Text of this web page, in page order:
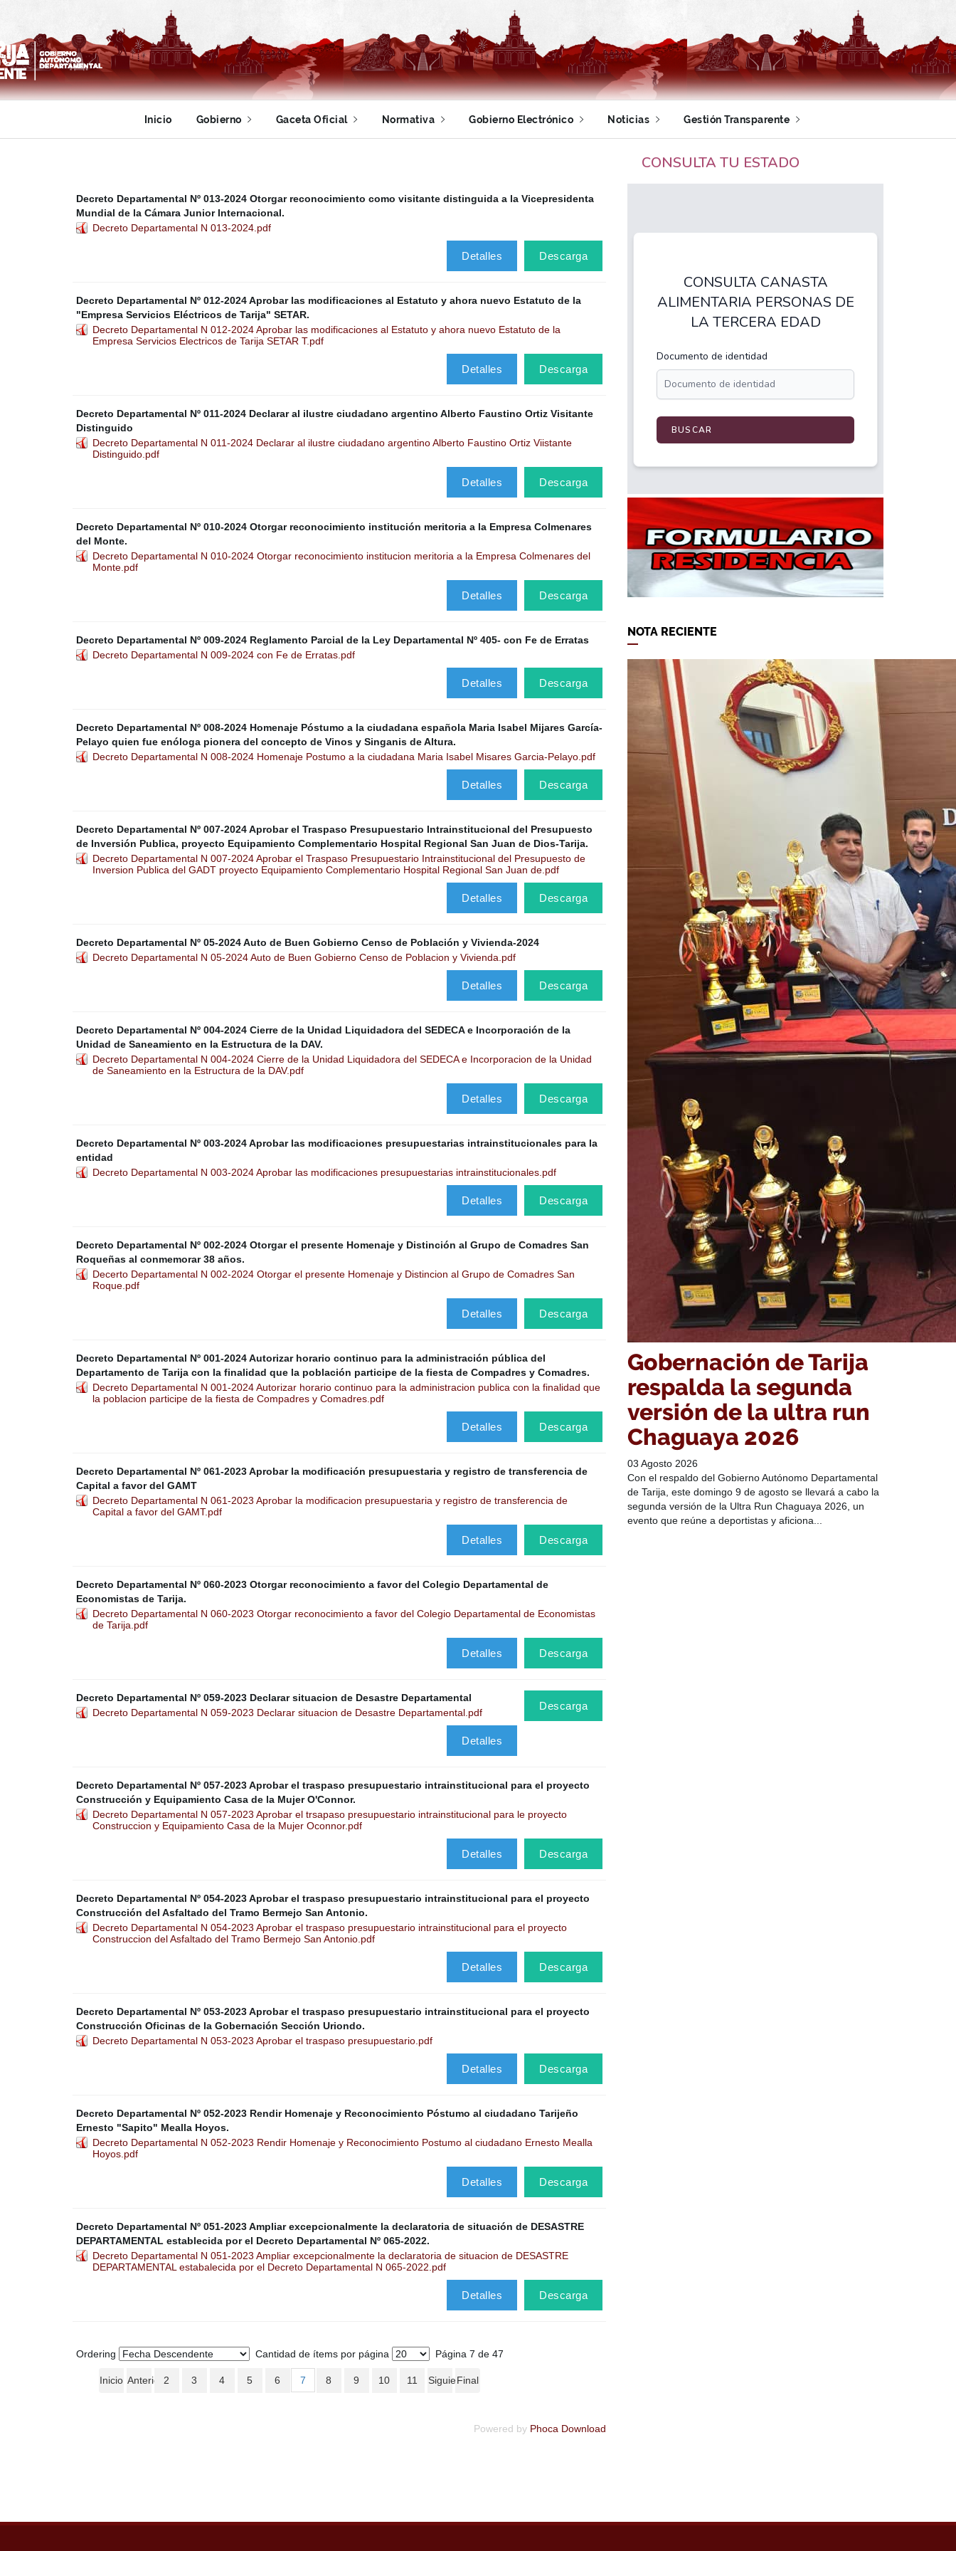
Inicio Gobierno Gaceta Oficial Normativa Gobierno Electrónico Noticias Gestión Transparente
Decreto Departamental Nº 013-2024 Otorgar reconocimiento como visitante distinguida a la Vicepresidenta
Mundial de la Cámara Junior Internacional.
Decreto Departamental N 013-2024.pdf
Descarga
Detalles
Decreto Departamental Nº 012-2024 Aprobar las modificaciones al Estatuto y ahora nuevo Estatuto de la
"Empresa Servicios Eléctricos de Tarija" SETAR.
Decreto Departamental N 012-2024 Aprobar las modificaciones al Estatuto y ahora nuevo Estatuto de la
Empresa Servicios Electricos de Tarija SETAR T.pdf
Descarga
Detalles
Decreto Departamental Nº 011-2024 Declarar al ilustre ciudadano argentino Alberto Faustino Ortiz Visitante
Distinguido
Decreto Departamental N 011-2024 Declarar al ilustre ciudadano argentino Alberto Faustino Ortiz Viistante
Distinguido.pdf
Descarga
Detalles
Decreto Departamental Nº 010-2024 Otorgar reconocimiento institución meritoria a la Empresa Colmenares
del Monte.
Decreto Departamental N 010-2024 Otorgar reconocimiento institucion meritoria a la Empresa Colmenares del
Monte.pdf
Descarga
Detalles
Decreto Departamental Nº 009-2024 Reglamento Parcial de la Ley Departamental Nº 405- con Fe de Erratas
Decreto Departamental N 009-2024 con Fe de Erratas.pdf
Descarga
Detalles
Decreto Departamental Nº 008-2024 Homenaje Póstumo a la ciudadana española Maria Isabel Mijares García-
Pelayo quien fue enóloga pionera del concepto de Vinos y Singanis de Altura.
Decreto Departamental N 008-2024 Homenaje Postumo a la ciudadana Maria Isabel Misares Garcia-Pelayo.pdf
Descarga
Detalles
Decreto Departamental Nº 007-2024 Aprobar el Traspaso Presupuestario Intrainstitucional del Presupuesto
de Inversión Publica, proyecto Equipamiento Complementario Hospital Regional San Juan de Dios-Tarija.
Decreto Departamental N 007-2024 Aprobar el Traspaso Presupuestario Intrainstitucional del Presupuesto de
Inversion Publica del GADT proyecto Equipamiento Complementario Hospital Regional San Juan de.pdf
Descarga
Detalles
Decreto Departamental Nº 05-2024 Auto de Buen Gobierno Censo de Población y Vivienda-2024
Decreto Departamental N 05-2024 Auto de Buen Gobierno Censo de Poblacion y Vivienda.pdf
Descarga
Detalles
Decreto Departamental Nº 004-2024 Cierre de la Unidad Liquidadora del SEDECA e Incorporación de la
Unidad de Saneamiento en la Estructura de la DAV.
Decreto Departamental N 004-2024 Cierre de la Unidad Liquidadora del SEDECA e Incorporacion de la Unidad
de Saneamiento en la Estructura de la DAV.pdf
Descarga
Detalles
Decreto Departamental Nº 003-2024 Aprobar las modificaciones presupuestarias intrainstitucionales para la
entidad
Decreto Departamental N 003-2024 Aprobar las modificaciones presupuestarias intrainstitucionales.pdf
Descarga
Detalles
Decreto Departamental Nº 002-2024 Otorgar el presente Homenaje y Distinción al Grupo de Comadres San
Roqueñas al conmemorar 38 años.
Decerto Departamental N 002-2024 Otorgar el presente Homenaje y Distincion al Grupo de Comadres San
Roque.pdf
Descarga
Detalles
Decreto Departamental Nº 001-2024 Autorizar horario continuo para la administración pública del
Departamento de Tarija con la finalidad que la población participe de la fiesta de Compadres y Comadres.
Decreto Departamental N 001-2024 Autorizar horario continuo para la administracion publica con la finalidad que
la poblacion participe de la fiesta de Compadres y Comadres.pdf
Descarga
Detalles
Decreto Departamental Nº 061-2023 Aprobar la modificación presupuestaria y registro de transferencia de
Capital a favor del GAMT
Decreto Departamental N 061-2023 Aprobar la modificacion presupuestaria y registro de transferencia de
Capital a favor del GAMT.pdf
Descarga
Detalles
Decreto Departamental Nº 060-2023 Otorgar reconocimiento a favor del Colegio Departamental de
Economistas de Tarija.
Decreto Departamental N 060-2023 Otorgar reconocimiento a favor del Colegio Departamental de Economistas
de Tarija.pdf
Descarga
Detalles
Decreto Departamental Nº 059-2023 Declarar situacion de Desastre Departamental
Decreto Departamental N 059-2023 Declarar situacion de Desastre Departamental.pdf
Descarga
Detalles
Decreto Departamental Nº 057-2023 Aprobar el traspaso presupuestario intrainstitucional para el proyecto
Construcción y Equipamiento Casa de la Mujer O'Connor.
Decreto Departamental N 057-2023 Aprobar el trsapaso presupuestario intrainstitucional para le proyecto
Construccion y Equipamiento Casa de la Mujer Oconnor.pdf
Descarga
Detalles
Decreto Departamental Nº 054-2023 Aprobar el traspaso presupuestario intrainstitucional para el proyecto
Construcción del Asfaltado del Tramo Bermejo San Antonio.
Decreto Departamental N 054-2023 Aprobar el traspaso presupuestario intrainstitucional para el proyecto
Construccion del Asfaltado del Tramo Bermejo San Antonio.pdf
Descarga
Detalles
Decreto Departamental Nº 053-2023 Aprobar el traspaso presupuestario intrainstitucional para el proyecto
Construcción Oficinas de la Gobernación Sección Uriondo.
Decreto Departamental N 053-2023 Aprobar el traspaso presupuestario.pdf
Descarga
Detalles
Decreto Departamental Nº 052-2023 Rendir Homenaje y Reconocimiento Póstumo al ciudadano Tarijeño
Ernesto "Sapito" Mealla Hoyos.
Decreto Departamental N 052-2023 Rendir Homenaje y Reconocimiento Postumo al ciudadano Ernesto Mealla
Hoyos.pdf
Descarga
Detalles
Decreto Departamental Nº 051-2023 Ampliar excepcionalmente la declaratoria de situación de DESASTRE
DEPARTAMENTAL establecida por el Decreto Departamental Nº 065-2022.
Decreto Departamental N 051-2023 Ampliar excepcionalmente la declaratoria de situacion de DESASTRE
DEPARTAMENTAL estabalecida por el Decreto Departamental N 065-2022.pdf
Descarga
Detalles
Ordering Cantidad de ítems por página Página 7 de 47
Inicio Anterior 2 3 4 5 6 7 8 9 10 11 Siguiente
Final
Powered by Phoca Download
NOTA RECIENTE
Gobernación de Tarija
respalda la segunda
versión de la ultra run
Chaguaya 2026
03 Agosto 2026
Con el respaldo del Gobierno Autónomo Departamental
de Tarija, este domingo 9 de agosto se llevará a cabo la
segunda versión de la Ultra Run Chaguaya 2026, un
evento que reúne a deportistas y aficiona...